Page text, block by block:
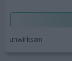
unwirksam